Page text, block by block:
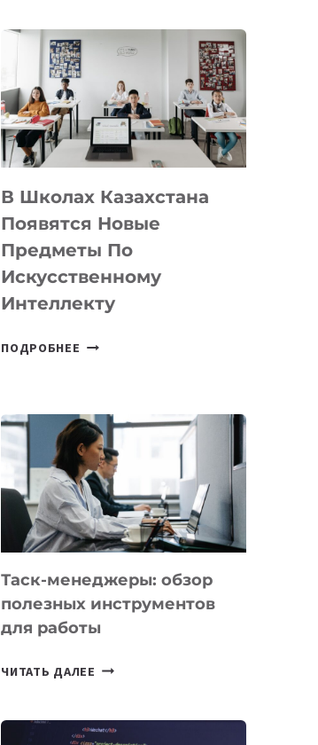
DEAL
VELOCITY
MOST
—
МЕЖДУНАРОДНУЮ
ДЛЯ
ТЕХНОЛОГИЧЕСКИХ
СТАРТАПОВ
В Школах Казахстана
Появятся Новые
Предметы По
Искусственному
Интеллекту
ПОДРОБНЕЕ
НОВЫЕ
ПРЕДМЕТЫ
ПО
ИСКУССТВЕННОМУ
ИНТЕЛЛЕКТУ
Таск-менеджеры: обзор
полезных инструментов
для работы
ЧИТАТЬ ДАЛЕЕ ТАСК-
ПОЛЕЗНЫХ